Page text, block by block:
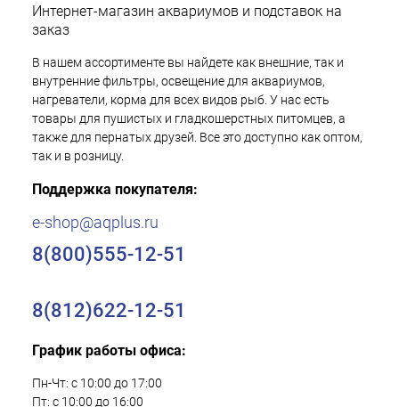
Интернет-магазин аквариумов и подставок на
заказ
В нашем ассортименте вы найдете как внешние, так и
внутренние фильтры, освещение для аквариумов,
нагреватели, корма для всех видов рыб. У нас есть
товары для пушистых и гладкошерстных питомцев, а
также для пернатых друзей. Все это доступно как оптом,
так и в розницу.
Поддержка покупателя:
e-shop@aqplus.ru
8(800)555-12-51
8(812)622-12-51
График работы офиса:
Пн-Чт: с 10:00 до 17:00
Пт: с 10:00 до 16:00